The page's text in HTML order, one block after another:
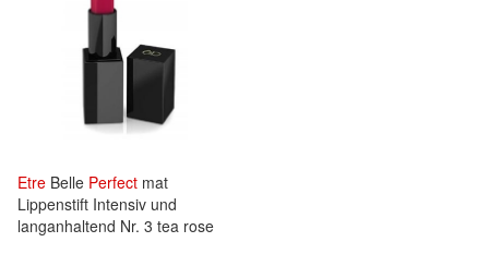
Etre Belle Perfect mat
Lippenstift Intensiv und
langanhaltend Nr. 3 tea rose